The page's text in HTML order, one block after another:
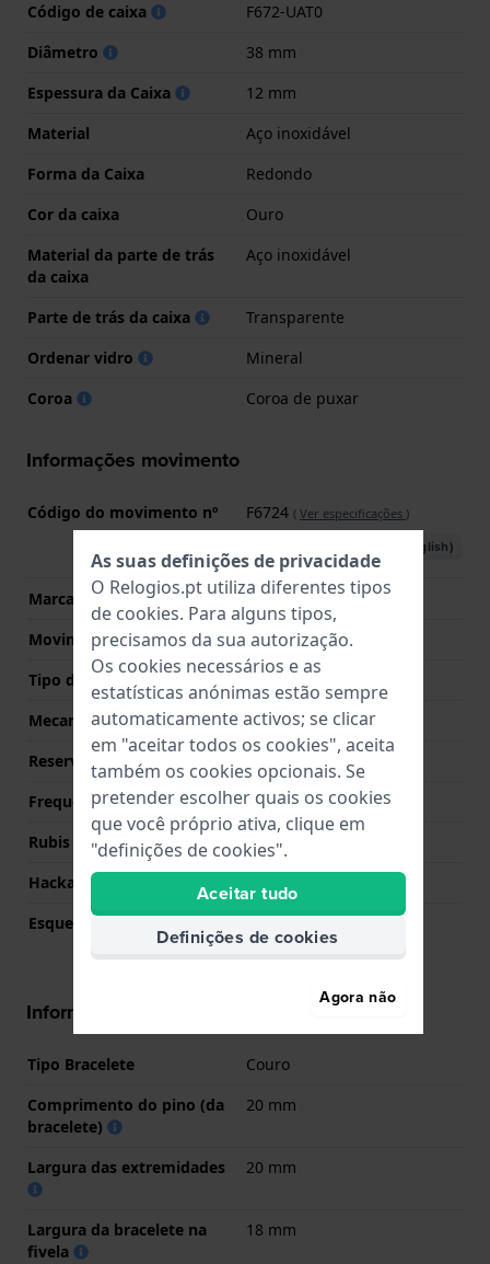
Código de caixa
F672-UAT0
Diâmetro
38 mm
Espessura da Caixa
12 mm
Material
Aço inoxidável
Forma da Caixa
Redondo
Cor da caixa
Ouro
Material da parte de trás
da caixa
Aço inoxidável
Parte de trás da caixa
Transparente
Ordenar vidro
Mineral
Coroa
Coroa de puxar
Informações movimento
Código do movimento nº F6724 ( Ver especificações )
Descarregar o manual (English)
Marca de movimento
Orient
Movimento suíço
Não
Tipo de Mostrador
Mecanismo
Automático mecânico
Reserva de energia
Frequência
21600
Rubis
22
Hackable
Sim
Esqueletizado
Informações bracelete
Tipo Bracelete
Couro
Comprimento do pino (da
bracelete)
20 mm
Largura das extremidades 20 mm
Largura da bracelete na
fivela
18 mm
As suas definições de privacidade
O Relogios.pt utiliza diferentes tipos
de cookies. Para alguns tipos,
precisamos da sua autorização.
Os cookies necessários e as
estatísticas anónimas estão sempre
automaticamente activos; se clicar
em "aceitar todos os cookies", aceita
também os cookies opcionais. Se
pretender escolher quais os cookies
que você próprio ativa, clique em
"definições de cookies".
Aceitar tudo
Definições de cookies
Agora não